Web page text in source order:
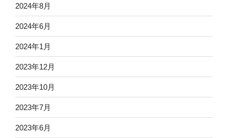
2024年8月
2024年6月
2024年1月
2023年12月
2023年10月
2023年7月
2023年6月